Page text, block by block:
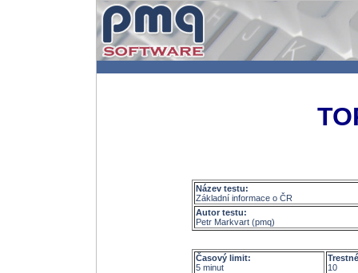
Název testu:
Základní informace o ČR
Autor testu:
Petr Markvart (pmq)
Časový limit:
5 minut
10